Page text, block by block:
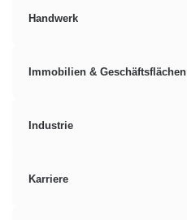
Handwerk
Immobilien & Geschäftsflächen
Industrie
Karriere